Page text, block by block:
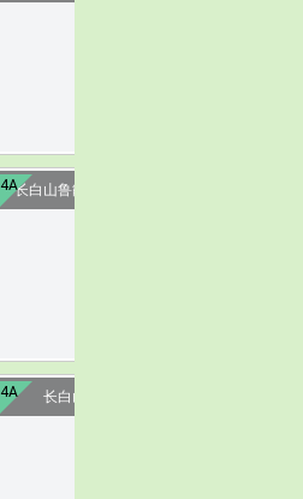
4A长白山鲁能胜地国际度假区
4A 长白山老黑河遗址